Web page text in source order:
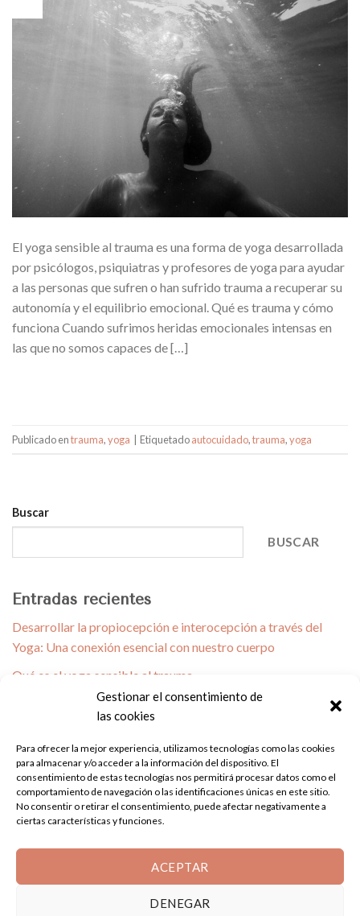
Gestionar el consentimiento de
las cookies
Para ofrecer la mejor experiencia, utilizamos tecnologías como las cookies
para almacenar y/o acceder a la información del dispositivo. El
consentimiento de estas tecnologías nos permitirá procesar datos como el
comportamiento de navegación o las identificaciones únicas en este sitio.
No consentir o retirar el consentimiento, puede afectar negativamente a
ciertas características y funciones.
ACEPTAR
DENEGAR
El yoga sensible al trauma es una forma de yoga desarrollada
por psicólogos, psiquiatras y profesores de yoga para ayudar
a las personas que sufren o han sufrido trauma a recuperar su
autonomía y el equilibrio emocional. Qué es trauma y cómo
funciona Cuando sufrimos heridas emocionales intensas en
las que no somos capaces de […]
Publicado entrauma,yoga Etiquetadoautocuidado,trauma,yoga
Buscar
BUSCAR
Entradas recientes
Desarrollar la propiocepción e interocepción a través del
Yoga: Una conexión esencial con nuestro cuerpo
Qué es el yoga sensible al trauma
Yoga para lesiones, patologías y desalineaciones
Leche dorada, elixir para tu sistema inmune
Hiperproductividad, Corona virus y Autocuidado
Comentarios recientes
No hay comentarios que mostrar.